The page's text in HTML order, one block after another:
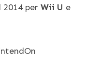
per Wii U e